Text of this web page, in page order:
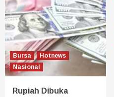
Bursa
Hotnews
Nasional
Rupiah Dibuka